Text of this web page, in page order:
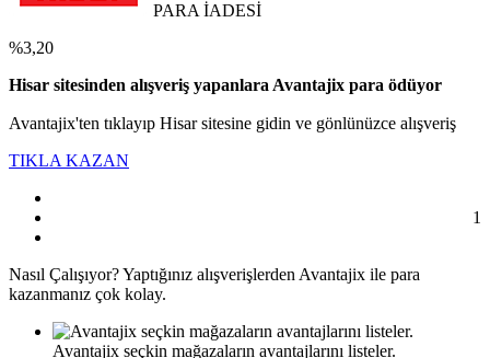
PARA İADESİ
%3,20
Hisar sitesinden alışveriş yapanlara Avantajix para ödüyor
Avantajix'ten tıklayıp Hisar sitesine gidin ve gönlünüzce alışveriş
TIKLA KAZAN
1
Nasıl Çalışıyor?Yaptığınız alışverişlerden Avantajix ile para
kazanmanız çok kolay.
Avantajix seçkin mağazaların avantajlarını listeler.